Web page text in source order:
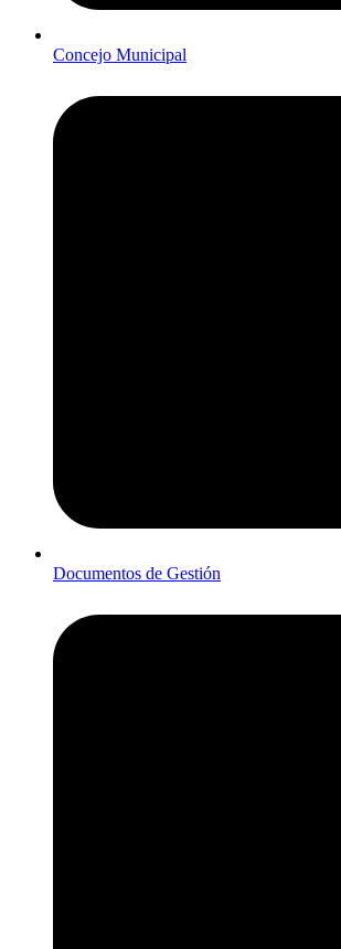
Concejo Municipal
Documentos de Gestión